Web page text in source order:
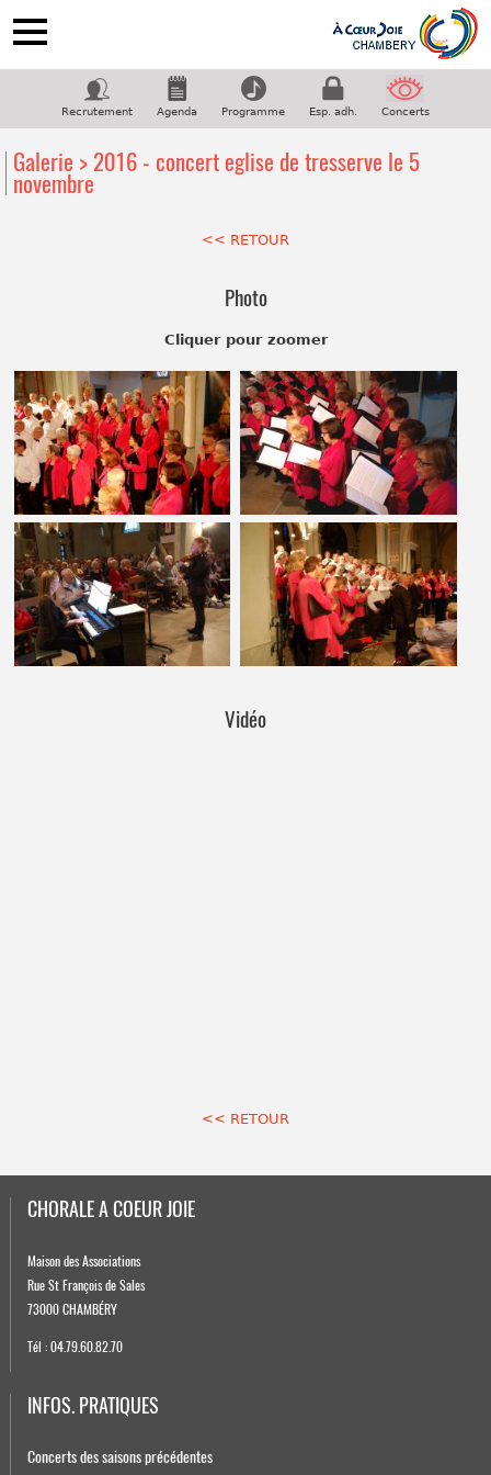
ACCUEIL
NOTRE CHORALE
COUPS DE COEUR
CONTACT
Recrutement Agenda Programme Esp. adh. Concerts
Galerie > 2016 - concert eglise de tresserve le 5
novembre
<< RETOUR
Photo
Cliquer pour zoomer
Vidéo
<< RETOUR
CHORALE A COEUR JOIE
Maison des Associations
Rue St François de Sales
73000 CHAMBÉRY
Tél : 04.79.60.82.70
INFOS. PRATIQUES
Concerts des saisons précédentes